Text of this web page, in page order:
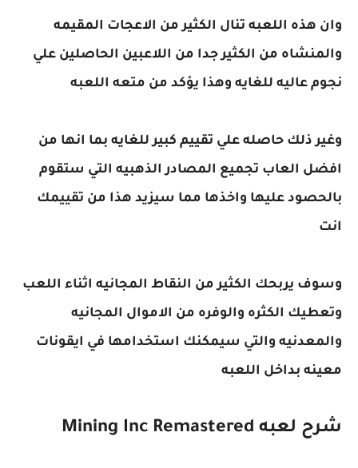
وان هذه اللعبه تنال الكثير من الاعجات المقيمه
والمنشاه من الكثير جدا من اللاعبين الحاصلين علي
نجوم عاليه للغايه وهذا يؤكد من متعه اللعبه
وغير ذلك حاصله علي تقييم كبير للغايه بما انها من
افضل العاب تجميع المصادر الذهبيه التي ستقوم
بالحصود عليها واخذها مما سيزيد هذا من تقييمك
انت
وسوف يربحك الكثير من النقاط المجانيه اثناء اللعب
وتعطيك الكثره والوفره من الاموال المجانيه
والمعدنيه والتي سيمكنك استخدامها في ايقونات
معينه بداخل اللعبه
شرح لعبه Mining Inc Remastered